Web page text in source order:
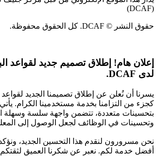
(DCAF)
حقوق النشر © DCAF. كل الحقوق محفوظة.
إعلان هام! إطلاق تصميم جديد لقواعد
لدى DCAF.
يسرنا أن نُعلن عن إطلاق تصميمنا الجديد لقواعد
كجزء من التزامنا بخدمة مستخدمينا الكرام.
بتحسينات متعددة، تتضمن واجهة سلسة وسهلة
وتحسينات في الوظائف لجعل الوصول إلى
نحن مسرورون لنقدم هذا التحسين الجديد، ونؤكد
أفضل خدمة لكم. نعبر عن شكرنا العميق لثقتكم